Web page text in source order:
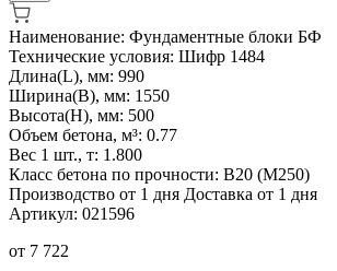
Наименование: Фундаментные блоки БФ
Технические условия: Шифр 1484
Длина(L), мм: 990
Ширина(B), мм: 1550
Высота(H), мм: 500
Объем бетона, м³: 0.77
Вес 1 шт., т: 1.800
Класс бетона по прочности: B20 (M250)
Производство от 1 дня Доставка от 1 дня
Артикул: 021596
от 7 722